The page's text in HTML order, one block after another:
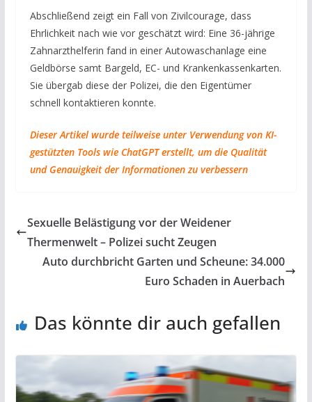
Abschließend zeigt ein Fall von Zivilcourage, dass
Ehrlichkeit nach wie vor geschätzt wird: Eine 36-jährige
Zahnarzthelferin fand in einer Autowaschanlage eine
Geldbörse samt Bargeld, EC- und Krankenkassenkarten.
Sie übergab diese der Polizei, die den Eigentümer
schnell kontaktieren konnte.
Dieser Artikel wurde teilweise unter Verwendung von KI-
gestützten Tools wie ChatGPT erstellt, um die Qualität
und Genauigkeit der Informationen zu verbessern
Sexuelle Belästigung vor der Weidener
Thermenwelt – Polizei sucht Zeugen
Auto durchbricht Garten und Scheune: 34.000
Euro Schaden in Auerbach
Das könnte dir auch gefallen